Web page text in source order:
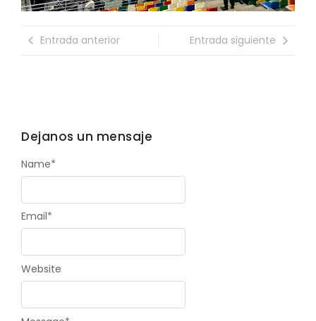
Entrada anterior Entrada siguiente
Dejanos un mensaje
Name*
Email*
Website